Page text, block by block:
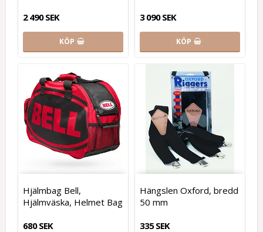
2 490 SEK
KÖP
3 090 SEK
KÖP
Hjälmbag Bell,
Hjälmväska, Helmet Bag
680 SEK
Hängslen Oxford, bredd
50 mm
335 SEK